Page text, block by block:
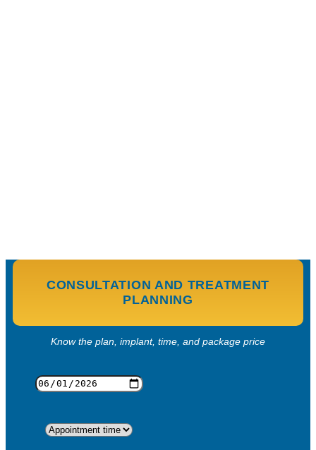
CONSULTATION AND TREATMENT
PLANNING
Know the plan, implant, time, and package price